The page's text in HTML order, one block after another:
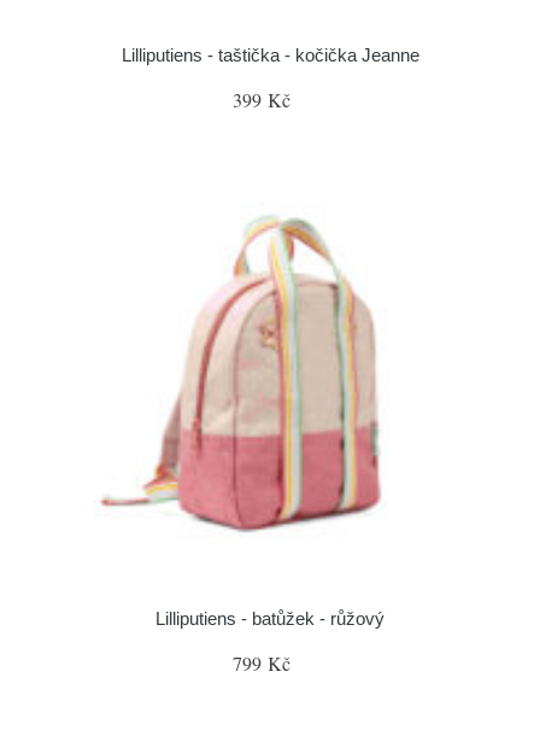
Lilliputiens - taštička - kočička Jeanne
399 Kč
Lilliputiens - batůžek - růžový
799 Kč